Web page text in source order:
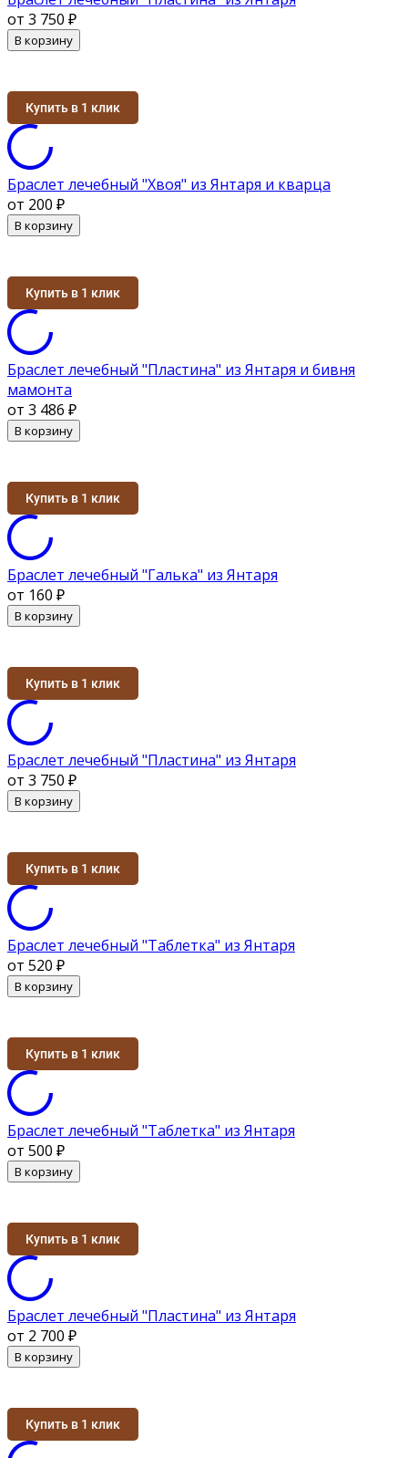
от 3 750 ₽
В корзину
Купить в 1 клик
Браслет лечебный "Хвоя" из Янтаря и кварца
от 200 ₽
В корзину
Купить в 1 клик
Браслет лечебный "Пластина" из Янтаря и бивня
мамонта
от 3 486 ₽
В корзину
Купить в 1 клик
Браслет лечебный "Галька" из Янтаря
от 160 ₽
В корзину
Купить в 1 клик
Браслет лечебный "Пластина" из Янтаря
от 3 750 ₽
В корзину
Купить в 1 клик
Браслет лечебный "Таблетка" из Янтаря
от 520 ₽
В корзину
Купить в 1 клик
Браслет лечебный "Таблетка" из Янтаря
от 500 ₽
В корзину
Купить в 1 клик
Браслет лечебный "Пластина" из Янтаря
от 2 700 ₽
В корзину
Купить в 1 клик